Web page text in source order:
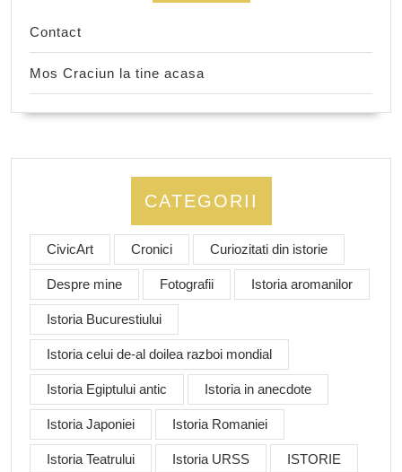
Contact
Mos Craciun la tine acasa
CATEGORII
CivicArt Cronici Curiozitati din istorie
Despre mine Fotografii Istoria aromanilor
Istoria Bucurestiului
Istoria celui de-al doilea razboi mondial
Istoria Egiptului antic Istoria in anecdote
Istoria Japoniei Istoria Romaniei
Istoria Teatrului Istoria URSS ISTORIE